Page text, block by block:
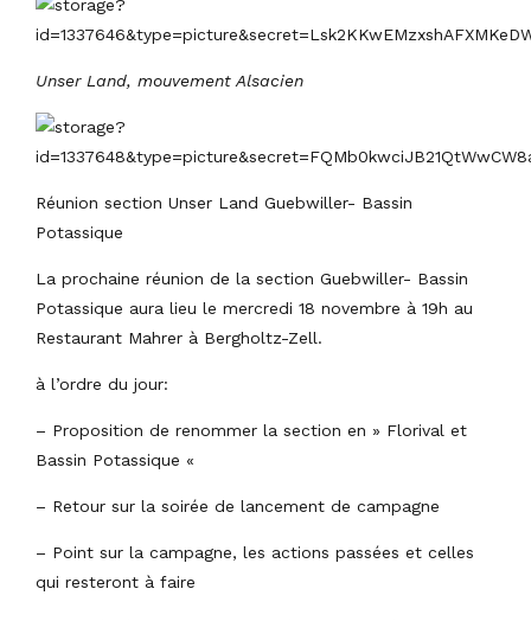
Unser Land, mouvement Alsacien
Réunion section Unser Land Guebwiller- Bassin
Potassique
La prochaine réunion de la section Guebwiller- Bassin
Potassique aura lieu le mercredi 18 novembre à 19h au
Restaurant Mahrer à Bergholtz-Zell.
à l’ordre du jour:
– Proposition de renommer la section en » Florival et
Bassin Potassique «
– Retour sur la soirée de lancement de campagne
– Point sur la campagne, les actions passées et celles
qui resteront à faire